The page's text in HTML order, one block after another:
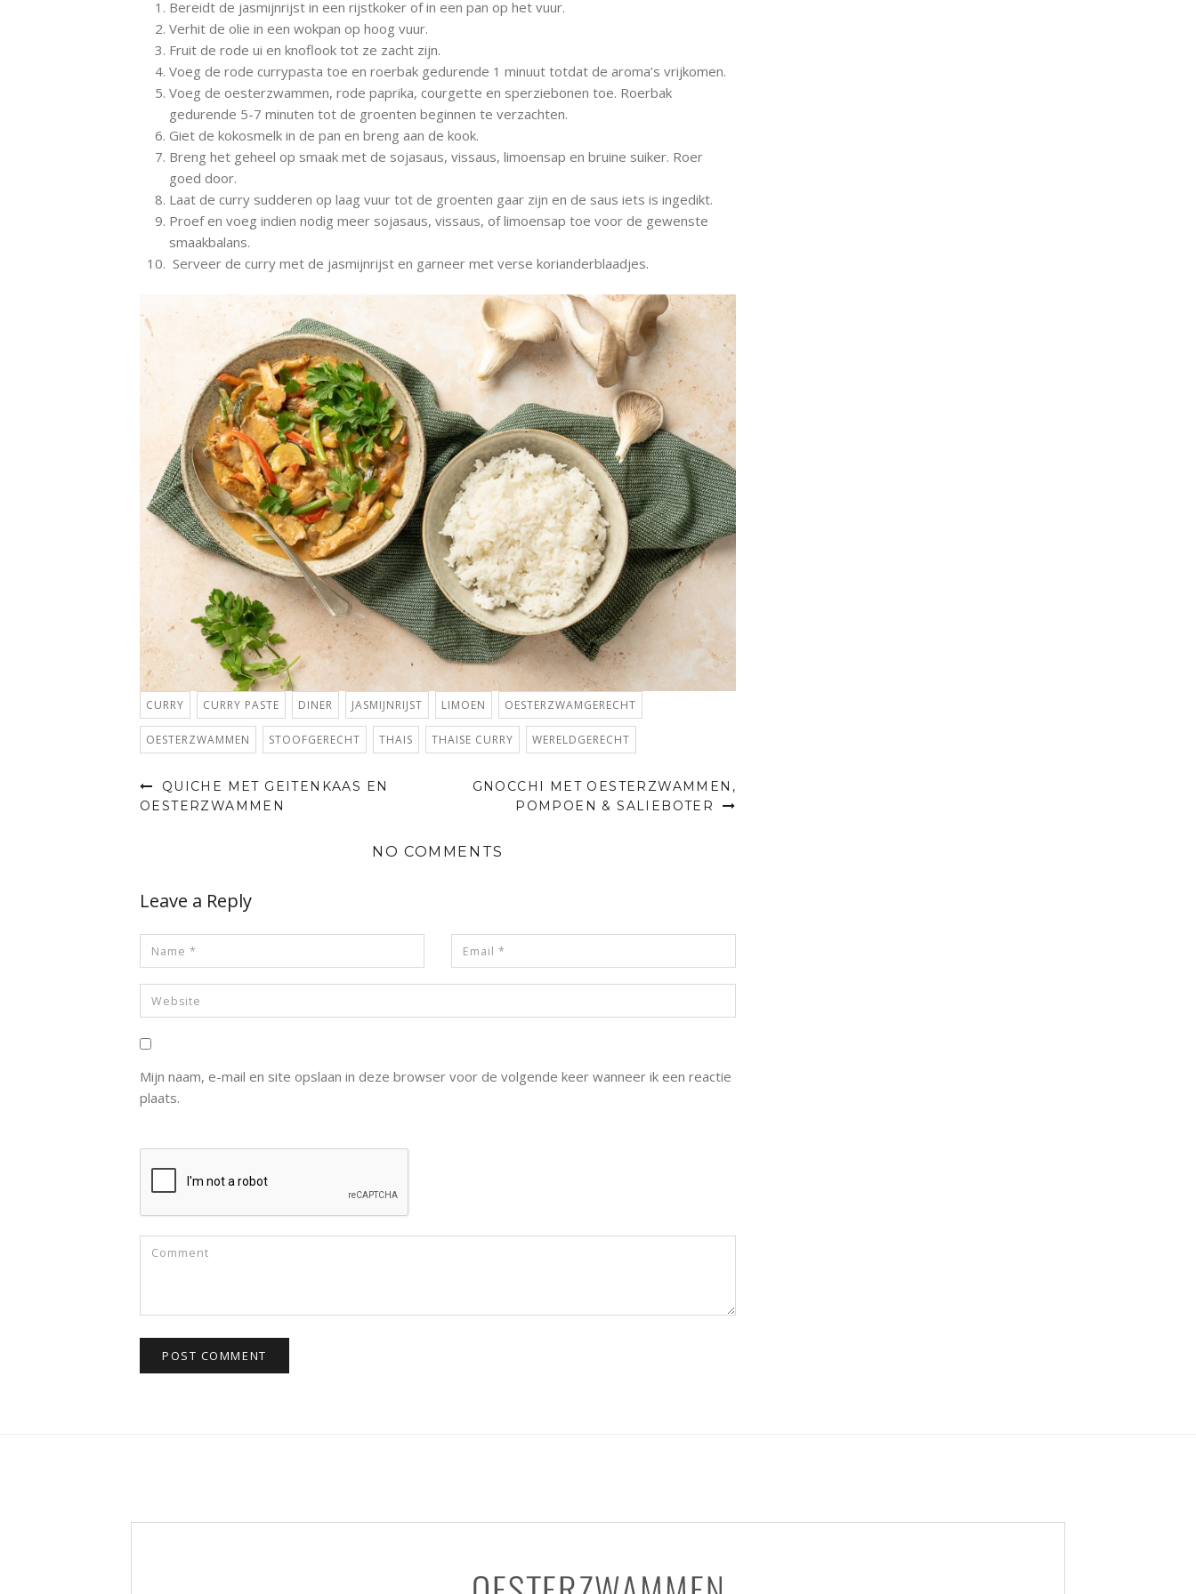
Bereidt de jasmijnrijst in een rijstkoker of in een pan op het vuur.
Verhit de olie in een wokpan op hoog vuur.
Fruit de rode ui en knoflook tot ze zacht zijn.
Voeg de rode currypasta toe en roerbak gedurende 1 minuut totdat de aroma’s vrijkomen.
Voeg de oesterzwammen, rode paprika, courgette en sperziebonen toe. Roerbak
gedurende 5-7 minuten tot de groenten beginnen te verzachten.
Giet de kokosmelk in de pan en breng aan de kook.
Breng het geheel op smaak met de sojasaus, vissaus, limoensap en bruine suiker. Roer
goed door.
Laat de curry sudderen op laag vuur tot de groenten gaar zijn en de saus iets is ingedikt.
Proef en voeg indien nodig meer sojasaus, vissaus, of limoensap toe voor de gewenste
smaakbalans.
Serveer de curry met de jasmijnrijst en garneer met verse korianderblaadjes.
CURRY CURRY PASTE DINER JASMIJNRIJST LIMOEN OESTERZWAMGERECHT
OESTERZWAMMEN STOOFGERECHT THAIS THAISE CURRY WERELDGERECHT
QUICHE MET GEITENKAAS EN
OESTERZWAMMEN
GNOCCHI MET OESTERZWAMMEN,
POMPOEN & SALIEBOTER
NO COMMENTS
Leave a Reply
Mijn naam, e-mail en site opslaan in deze browser voor de volgende keer wanneer ik een reactie
plaats.